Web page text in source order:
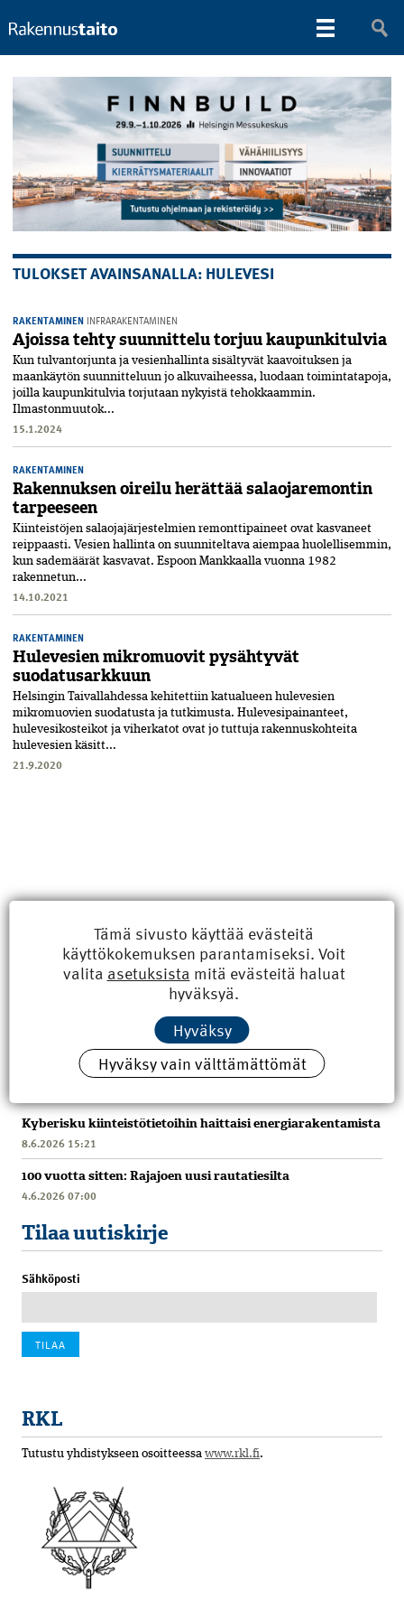
TULOKSET AVAINSANALLA: HULEVESI
RAKENTAMINEN INFRARAKENTAMINEN
Ajoissa tehty suunnittelu torjuu kaupunkitulvia
Kun tulvantorjunta ja vesienhallinta sisältyvät kaavoituksen ja
maankäytön suunnitteluun jo alkuvaiheessa, luodaan toimintatapoja,
joilla kaupunkitulvia torjutaan nykyistä tehokkaammin.
Ilmastonmuutok...
15.1.2024
RAKENTAMINEN
Rakennuksen oireilu herättää salaojaremontin
tarpeeseen
Kiinteistöjen salaojajärjestelmien remonttipaineet ovat kasvaneet
reippaasti. Vesien hallinta on suunniteltava aiempaa huolellisemmin,
kun sademäärät kasvavat. Espoon Mankkaalla vuonna 1982
rakennetun...
14.10.2021
RAKENTAMINEN
Hulevesien mikromuovit pysähtyvät
suodatusarkkuun
Helsingin Taivallahdessa kehitettiin katualueen hulevesien
mikromuovien suodatusta ja tutkimusta. Hulevesipainanteet,
hulevesikosteikot ja viherkatot ovat jo tuttuja rakennuskohteita
hulevesien käsitt...
21.9.2020
Uusimmat
Kyberisku kiinteistötietoihin haittaisi energiarakentamista
8.6.2026 15:21
100 vuotta sitten: Rajajoen uusi rautatiesilta
4.6.2026 07:00
Tilaa uutiskirje
Sähköposti
RKL
Tutustu yhdistykseen osoitteessa www.rkl.fi.
Tämä sivusto käyttää evästeitä
käyttökokemuksen parantamiseksi. Voit
valita asetuksista mitä evästeitä haluat
hyväksyä.
Hyväksy
Hyväksy vain välttämättömät